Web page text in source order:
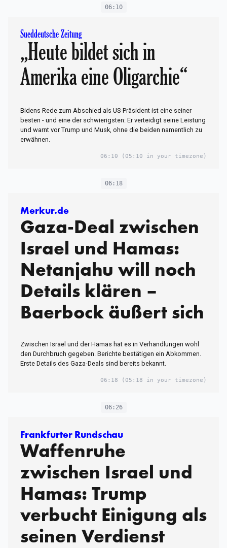
06:10
Sueddeutsche Zeitung
„Heute bildet sich in
Amerika eine Oligarchie“
Bidens Rede zum Abschied als US-Präsident ist eine seiner
besten - und eine der schwierigsten: Er verteidigt seine Leistung
und warnt vor Trump und Musk, ohne die beiden namentlich zu
erwähnen.
06:10 (05:10 in your timezone)
06:18
Merkur.de
Gaza-Deal zwischen
Israel und Hamas:
Netanjahu will noch
Details klären –
Baerbock äußert sich
Zwischen Israel und der Hamas hat es in Verhandlungen wohl
den Durchbruch gegeben. Berichte bestätigen ein Abkommen.
Erste Details des Gaza-Deals sind bereits bekannt.
06:18 (05:18 in your timezone)
06:26
Frankfurter Rundschau
Waffenruhe
zwischen Israel und
Hamas: Trump
verbucht Einigung als
seinen Verdienst